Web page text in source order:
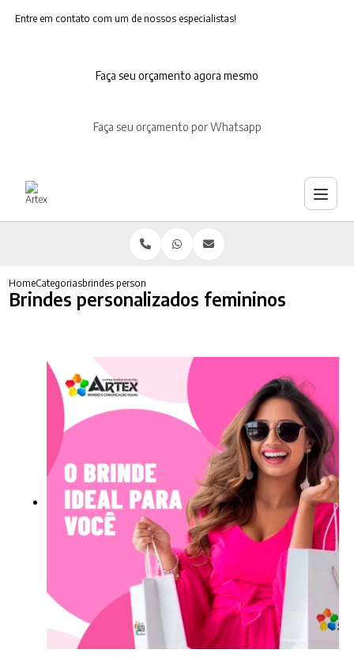
Entre em contato com um de nossos especialistas!
Faça seu orçamento agora mesmo
Faça seu orçamento por Whatsapp
HomeCategoriasbrindes personalizados femininos
Brindes personalizados femininos